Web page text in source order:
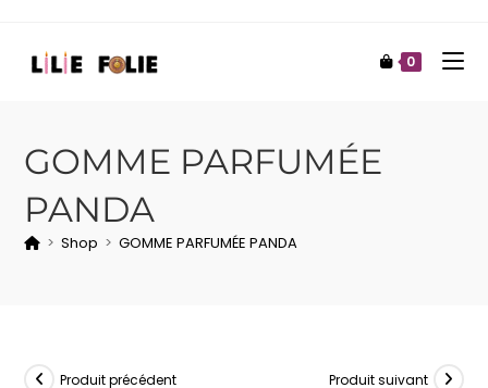
0
GOMME PARFUMÉE
PANDA
> Shop > GOMME PARFUMÉE PANDA
Produit précédent Produit suivant